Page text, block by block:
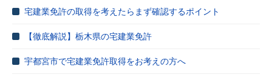
宅建業免許の取得を考えたらまず確認するポイント
【徹底解説】栃木県の宅建業免許
宇都宮市で宅建業免許取得をお考えの方へ